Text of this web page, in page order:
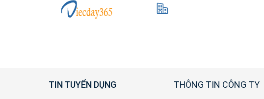
TIN TUYỂN DỤNG THÔNG TIN CÔNG TY